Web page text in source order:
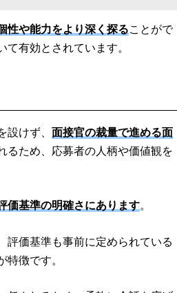
性や能力をより深く探ることがで
有効とされています。
設けず、 面接官の裁量で進める面
るため、応募者の人柄や価値観を
価基準の明確さにあります。
評価基準も事前に定められている
特徴です。